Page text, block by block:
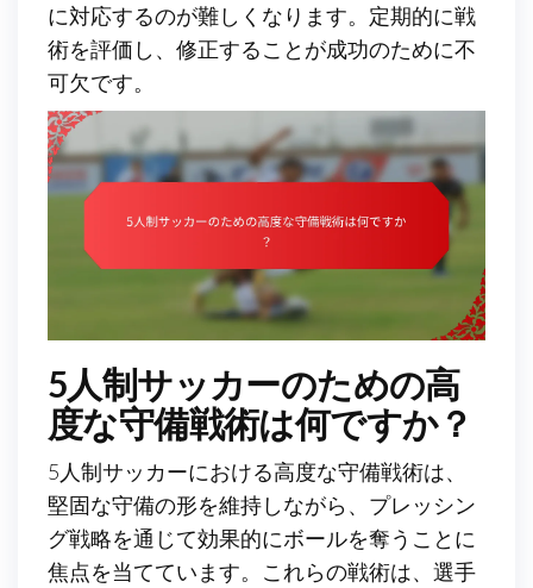
に対応するのが難しくなります。定期的に戦
術を評価し、修正することが成功のために不
可欠です。
5人制サッカーのための高
度な守備戦術は何ですか？
5人制サッカーにおける高度な守備戦術は、
堅固な守備の形を維持しながら、プレッシン
グ戦略を通じて効果的にボールを奪うことに
焦点を当てています。これらの戦術は、選手